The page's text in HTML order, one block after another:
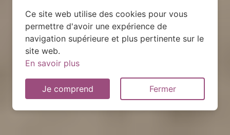
Ce site web utilise des cookies pour vous
permettre d'avoir une expérience de
navigation supérieure et plus pertinente sur le
site web.
En savoir plus
Je comprend Fermer